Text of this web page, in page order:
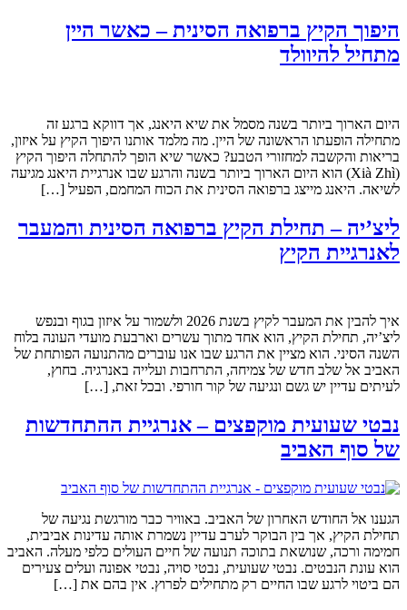
היפוך הקיץ ברפואה הסינית – כאשר היין
מתחיל להיוולד
היום הארוך ביותר בשנה מסמל את שיא היאנג, אך דווקא ברגע זה
מתחילה הופעתו הראשונה של היין. מה מלמד אותנו היפוך הקיץ על איזון,
בריאות והקשבה למחזורי הטבע? כאשר שיא הופך להתחלה היפוך הקיץ
(Xià Zhì) הוא היום הארוך ביותר בשנה והרגע שבו אנרגיית היאנג מגיעה
לשיאה. היאנג מייצג ברפואה הסינית את הכוח המחמם, הפעיל […]
ליצ’יה – תחילת הקיץ ברפואה הסינית והמעבר
לאנרגיית הקיץ
איך להבין את המעבר לקיץ בשנת 2026 ולשמור על איזון בגוף ובנפש
ליצ’יה, תחילת הקיץ, הוא אחד מתוך עשרים וארבעת מועדי העונה בלוח
השנה הסיני. הוא מציין את הרגע שבו אנו עוברים מהתנועה הפותחת של
האביב אל שלב חדש של צמיחה, התרחבות ועלייה באנרגיה. בחוץ,
לעיתים עדיין יש גשם ונגיעה של קור חורפי. ובכל זאת, […]
נבטי שעועית מוקפצים – אנרגיית ההתחדשות
של סוף האביב
הגענו אל החודש האחרון של האביב. באוויר כבר מורגשת נגיעה של
תחילת הקיץ, אך בין הבוקר לערב עדיין נשמרת אותה עדינות אביבית,
חמימה ורכה, שנושאת בתוכה תנועה של חיים העולים כלפי מעלה. האביב
הוא עונת הנבטים. נבטי שעועית, נבטי סויה, נבטי אפונה ועלים צעירים
הם ביטוי לרגע שבו החיים רק מתחילים לפרוץ. אין בהם את […]